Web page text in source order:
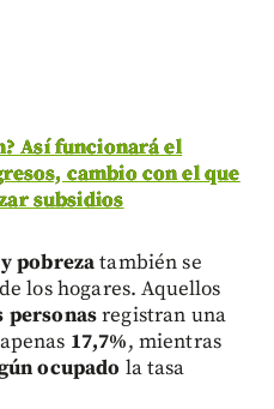
Así funcionará el
cambio con el que
subsidios
pobrezatambién se
los hogares. Aquellos
personasregistran una
17,7%, mientras
ocupado la tasa